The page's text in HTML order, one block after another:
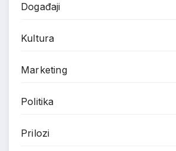
Događaji
Kultura
Marketing
Politika
Prilozi